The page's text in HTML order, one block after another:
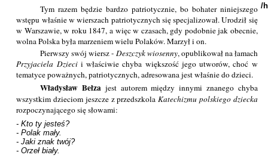
Tym razem będzie bardzo patriotycznie, bo bohater niniejszego
wstępu właśnie w wierszach patriotycznych się specjalizował. Urodził się
w Warszawie, w roku 1847, a więc w czasach, gdy podobnie jak obecnie,
wolna Polska była marzeniem wielu Polaków. Marzył i on.
Pierwszy swój wiersz - Deszczyk wiosenny, opublikował na łamach
Przyjaciela Dziecii właściwie chyba większość jego utworów, choć w
tematyce poważnych, patriotycznych, adresowana jest właśnie do dzieci.
Władysław Bełza jest autorem między innymi znanego chyba
wszystkim dzieciom jeszcze z przedszkolaKatechizmu polskiego dziecka
rozpoczynającego się słowami:
- Kto ty jesteś?
- Polak mały.
- Jaki znak twój?
- Orzeł biały.
/